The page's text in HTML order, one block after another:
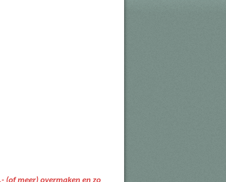
meer) overmaken en zo